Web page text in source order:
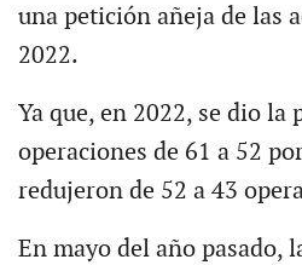
una petición añeja de las
2022.
Ya que, en 2022, se dio la
operaciones de 61 a 52
redujeron de 52 a 43
En mayo del año pasado,